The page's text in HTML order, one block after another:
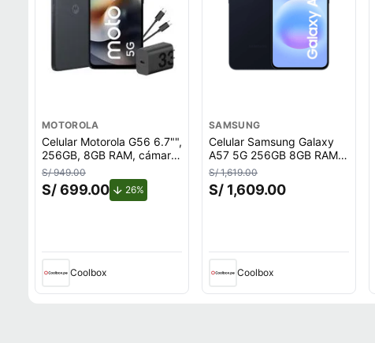
MOTOROLA
Celular Motorola G56 6.7"",
256GB, 8GB RAM, cámara
trasera 50MP y frontal
32MP, azul marino
S/ 949.00
S/ 699.00 26%
Coolbox
SAMSUNG
Celular Samsung Galaxy
A57 5G 256GB 8GB RAM,
cámara trasera 50MP y
frontal 12MP, 6.7"", azul
oscuro
S/ 1,619.00
S/ 1,609.00
Coolbox